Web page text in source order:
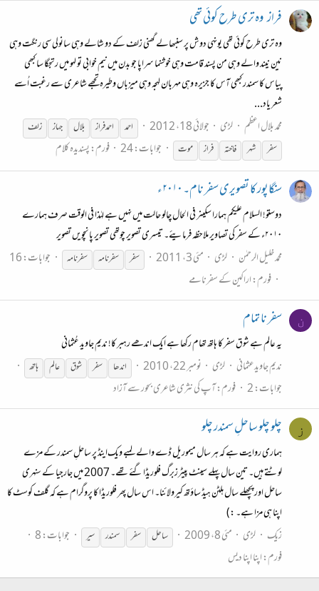
فرازوہ تری طرح کوئی تھی
وہ تری طرح کوئی تھی یونہی دوش پر سنبھالے گھنی زلف کے دو شالے وہی سانولی سی رنگت وہی
نین نیند والے وہی من پسند قامت وہی خوشنما سراپا جو بدن میں نیم خوابی تو لہو میں رتجگا سا کبھی
پیاس کا سمندر کبھی آس کا جزیرہ وہی مہربان لہجہ وہی میزباں وطیرہ تجھے شاعری سے رغبت اُسے
شعر یاد...
محمد بلال اعظم لڑی جولائی 18، 2012 احمد احمد فراز بلال جہاز
زلف
سفر
شہر فاختہ فراز موت جوابات: 24 فورم:پسندیدہ کلام
سنگاپور کا تصویری سفر نام۔ ۲۰۱۰ء
دوستو! السلام علیکم ہمارا سکینر فی الحال چالو حالت میں نہیں ہے لہٰذا فی الوقت صرف ہمارے
۲۰۱۰ء کے سفر کی تصاویر ملاحظہ فرمایئے۔ تیسری تصویر چوتھی تصویر پانچویں تصویر
محمد خلیل الرحمٰن
لڑی مئی 3، 2011 سفر سفرنامہ سفرنامہ
جوابات: 16
فورم:اراکین کے سفرنامے
ن سفر نا تمام
یہ عالم ہے شوق سفر کا ہاتھ تھام رکھا ہے ایک اندھے رہبر کا! ندیم جاوید عُثمانی
ندیم جاویدعثمانی لڑی نومبر 22، 2010 اندھا سفر شوق عالم ہاتھ
جوابات: 2 فورم:آپ کی نثری شاعری بحور سے آزاد
ز چلو چلو ساحلِ سمندر چلو
ہماری روایت ہے کہ ہر سال میموریل ڈے والے لمبے ویک‌اینڈ پر ساحلِ سمندر کے مزے
لوٹتے ہیں۔ تین سال پہلے سینٹ پیٹرزبرگ فلوریڈا گئے تھے۔ 2007 میں جارجیا کے سنہری
ساحل اور پچھلے سال ہلٹن ہیڈ ساؤتھ کیرولائنا۔ اس سال پھر فلوریڈا کا پروگرام ہے کہ گلف کوسٹ کا
اپنا ہی مزا ہے۔ :)
زیک
لڑی مئی 8، 2009 ساحل سفر سمندر سیر
جوابات: 8
فورم:اپنا اپنا دیس